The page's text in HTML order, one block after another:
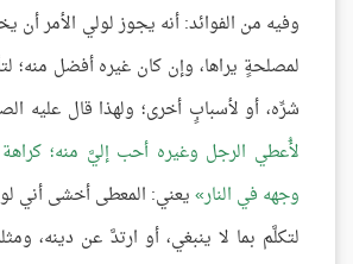
وفيه من الفوائد: أنه يجوز لولي الأمر أن
لمصلحةٍ يراها، وإن كان غيره أفضل منه؛
شرِّه، أو لأسبابٍ أخرى؛ ولهذا قال عليه
لأُعطي الرجل وغيره أحب إليَّ منه؛
وجهه في النار يعني: المعطى أخشى أني لو
لتكلَّم بما لا ينبغي، أو ارتدَّ عن دينه،